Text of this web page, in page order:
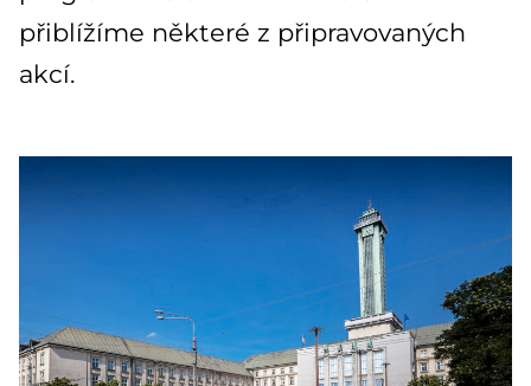
přiblížíme některé z připravovaných
akcí.